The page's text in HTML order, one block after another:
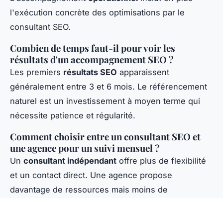
l'exécution concrète des optimisations par le
consultant SEO.
Combien de temps faut-il pour voir les
résultats d'un accompagnement SEO ?
Les premiers résultats SEO apparaissent
généralement entre 3 et 6 mois. Le référencement
naturel est un investissement à moyen terme qui
nécessite patience et régularité.
Comment choisir entre un consultant SEO et
une agence pour un suivi mensuel ?
Un consultant indépendant offre plus de flexibilité
et un contact direct. Une agence propose
davantage de ressources mais moins de